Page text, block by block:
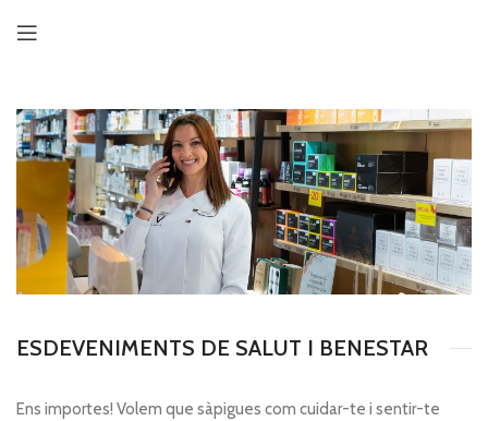
ESDEVENIMENTS DE SALUT I BENESTAR
Ens importes! Volem que sàpigues com cuidar-te i sentir-te